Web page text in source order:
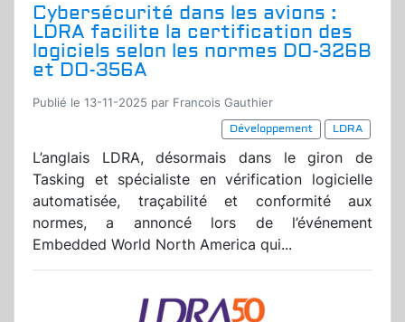
Cybersécurité dans les avions :
LDRA facilite la certification des
logiciels selon les normes DO-326B
et DO-356A
Publié le 13-11-2025 par Francois Gauthier
Développement
LDRA
L’anglais LDRA, désormais dans le giron de
Tasking et spécialiste en vérification logicielle
automatisée, traçabilité et conformité aux
normes, a annoncé lors de l’événement
Embedded World North America qui...